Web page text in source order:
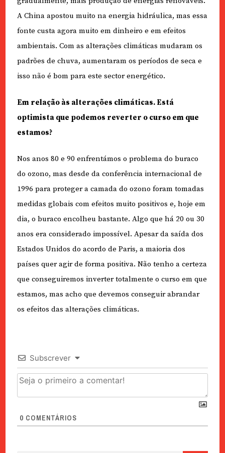
A China apostou muito na energia hidráulica, mas essa
fonte custa agora muito em dinheiro e em efeitos
ambientais. Com as alterações climáticas mudaram os
padrões de chuva, aumentaram os períodos de seca e
isso não é bom para este sector energético.
Em relação às alterações climáticas. Está
optimista que podemos reverter o curso em que
estamos?
Nos anos 80 e 90 enfrentámos o problema do buraco
do ozono, mas desde da conferência internacional de
1996 para proteger a camada do ozono foram tomadas
medidas globais com efeitos muito positivos e, hoje em
dia, o buraco encolheu bastante. Algo que há 20 ou 30
anos era considerado impossível. Apesar da saída dos
Estados Unidos do acordo de Paris, a maioria dos
países quer agir de forma positiva. Não tenho a certeza
que conseguiremos inverter totalmente o curso em que
estamos, mas acho que devemos conseguir abrandar
os efeitos das alterações climáticas.
Subscrever
0 COMENTÁRIOS